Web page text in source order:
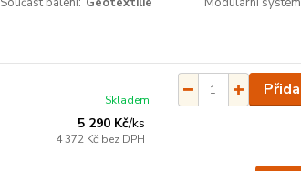
5 290 Kč/ks
4 372 Kč bez DPH
Skladem